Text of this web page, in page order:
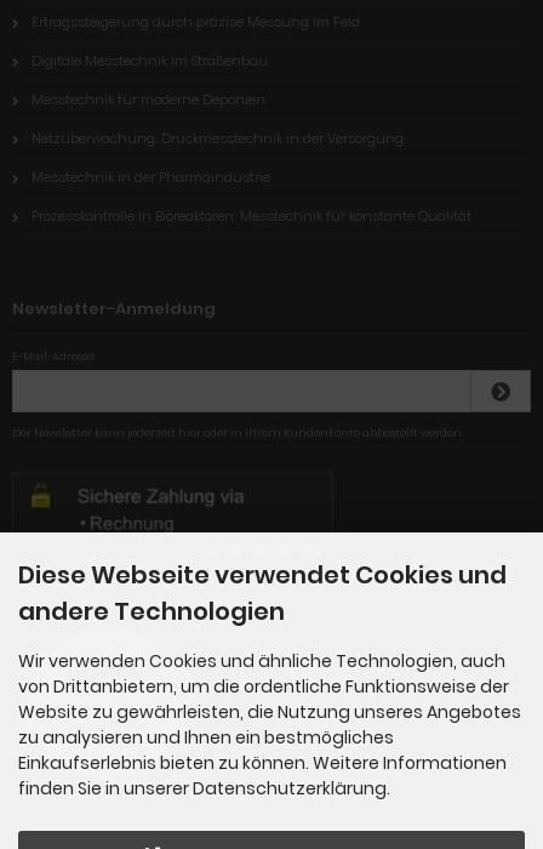
Ertragssteigerung durch präzise Messung im Feld
Digitale Messtechnik im Straßenbau
Messtechnik für moderne Deponien
Netzüberwachung: Druckmesstechnik in der Versorgung
Messtechnik in der Pharmaindustrie
Prozesskontrolle in Bioreaktoren: Messtechnik für konstante Qualität
Newsletter-Anmeldung
E-Mail-Adresse:
Der Newsletter kann jederzeit hier oder in Ihrem Kundenkonto abbestellt werden.
Diese Webseite verwendet Cookies und
andere Technologien
Wir verwenden Cookies und ähnliche Technologien, auch
von Drittanbietern, um die ordentliche Funktionsweise der
Website zu gewährleisten, die Nutzung unseres Angebotes
zu analysieren und Ihnen ein bestmögliches
Einkaufserlebnis bieten zu können. Weitere Informationen
finden Sie in unserer Datenschutzerklärung.